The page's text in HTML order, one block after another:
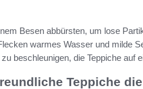
Besen abbürsten, um lose
warmes Wasser und milde
beschleunigen, die Teppiche auf
Teppiche